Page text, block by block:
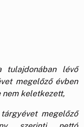
lévő
megelőző évben
keletkezett,
megelőző